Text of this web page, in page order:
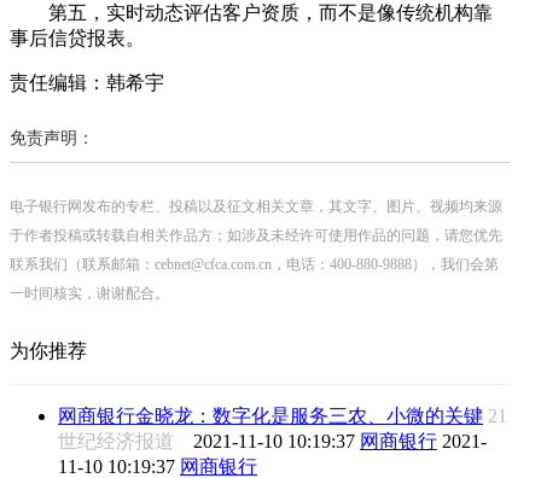
第五，实时动态评估客户资质，而不是像传统机构靠
事后信贷报表。
责任编辑：韩希宇
免责声明：
电子银行网发布的专栏、投稿以及征文相关文章，其文字、图片、视频均来源
于作者投稿或转载自相关作品方；如涉及未经许可使用作品的问题，请您优先
联系我们（联系邮箱：cebnet@cfca.com.cn，电话：400-880-9888），我们会第
一时间核实，谢谢配合。
为你推荐
网商银行金晓龙：数字化是服务三农、小微的关键 21
世纪经济报道 2021-11-10 10:19:37 网商银行 2021-
11-10 10:19:37 网商银行